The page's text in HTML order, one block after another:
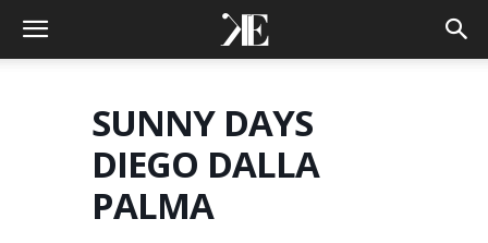
SUNNY DAYS
DIEGO DALLA
PALMA